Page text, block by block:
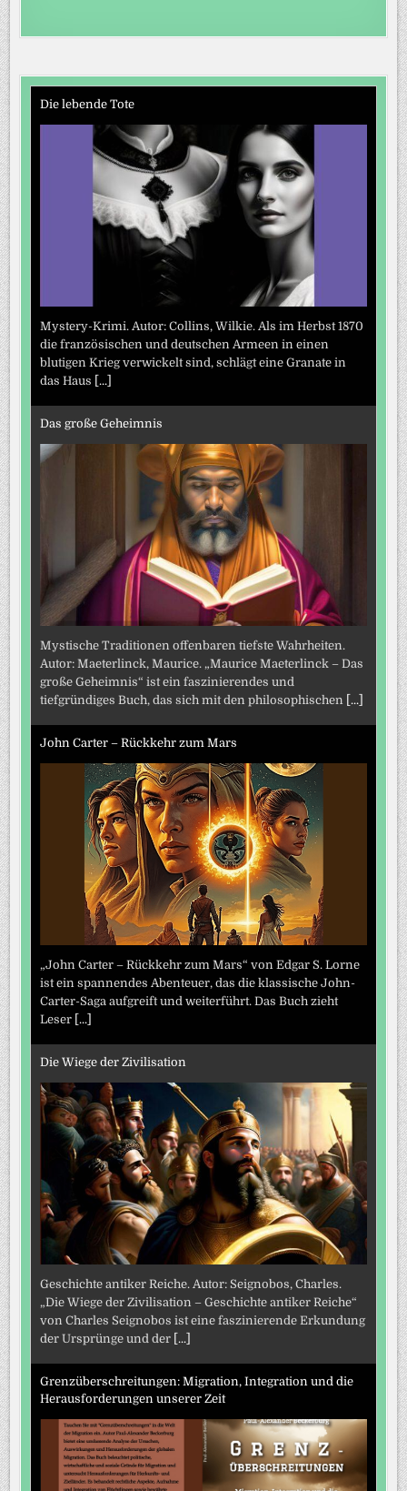
Die lebende Tote
Mystery-Krimi. Autor: Collins, Wilkie. Als im Herbst 1870
die französischen und deutschen Armeen in einen
blutigen Krieg verwickelt sind, schlägt eine Granate in
das Haus [...]
Das große Geheimnis
Mystische Traditionen offenbaren tiefste Wahrheiten.
Autor: Maeterlinck, Maurice. „Maurice Maeterlinck – Das
große Geheimnis“ ist ein faszinierendes und
tiefgründiges Buch, das sich mit den philosophischen [...]
John Carter – Rückkehr zum Mars
„John Carter – Rückkehr zum Mars“ von Edgar S. Lorne
ist ein spannendes Abenteuer, das die klassische John-
Carter-Saga aufgreift und weiterführt. Das Buch zieht
Leser [...]
Die Wiege der Zivilisation
Geschichte antiker Reiche. Autor: Seignobos, Charles.
„Die Wiege der Zivilisation – Geschichte antiker Reiche“
von Charles Seignobos ist eine faszinierende Erkundung
der Ursprünge und der [...]
Grenzüberschreitungen: Migration, Integration und die
Herausforderungen unserer Zeit